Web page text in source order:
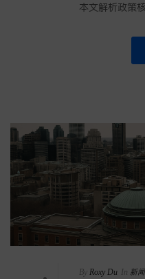
本文解析政策
By Roxy Du In 新